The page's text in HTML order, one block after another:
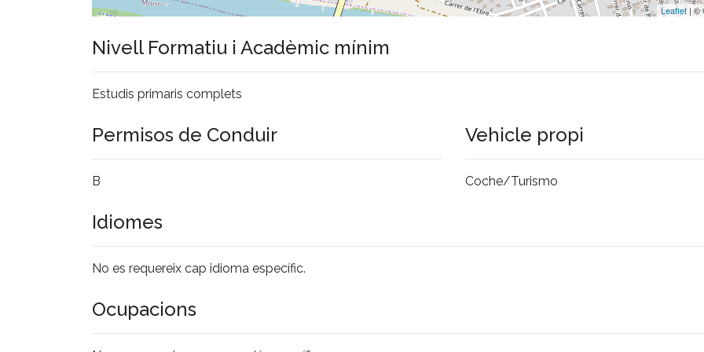
Leaflet | ©
Nivell Formatiu i Acadèmic mínim
Estudis primaris complets
Permisos de Conduir
B
Vehicle propi
Coche/Turismo
Idiomes
No es requereix cap idioma específic.
Ocupacions